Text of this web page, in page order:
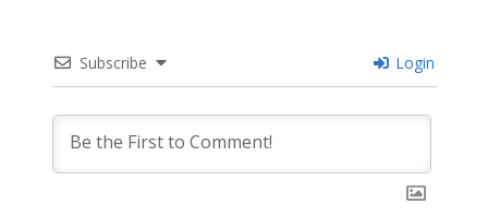
Subscribe Login